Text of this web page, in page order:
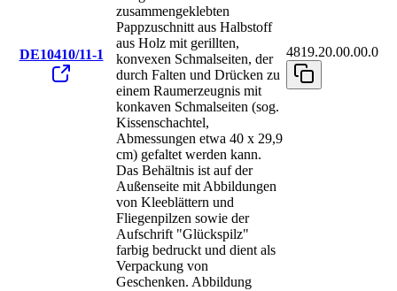
DE10410/11-1
zusammengeklebten
Pappzuschnitt aus Halbstoff
aus Holz mit gerillten,
konvexen Schmalseiten, der
durch Falten und Drücken zu
einem Raumerzeugnis mit
konkaven Schmalseiten (sog.
Kissenschachtel,
Abmessungen etwa 40 x 29,9
cm) gefaltet werden kann.
Das Behältnis ist auf der
Außenseite mit Abbildungen
von Kleeblättern und
Fliegenpilzen sowie der
Aufschrift "Glückspilz"
farbig bedruckt und dient als
Verpackung von
Geschenken. Abbildung
4819.20.00.00.0